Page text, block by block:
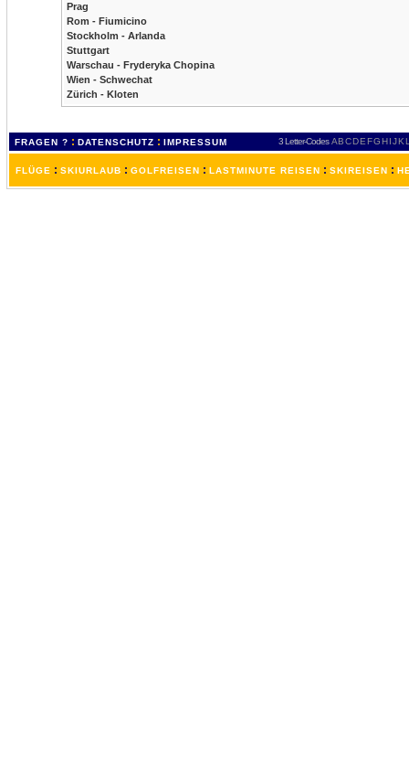
Prag
Rom - Fiumicino
Stockholm - Arlanda
Stuttgart
Warschau - Fryderyka Chopina
Wien - Schwechat
Zürich - Kloten
FRAGEN ? : DATENSCHUTZ : IMPRESSUM 3 Letter-Codes ABCDEFGH IJKL
FLÜGE : SKIURLAUB : GOLFREISEN : LASTMINUTE REISEN : SKIREISEN :